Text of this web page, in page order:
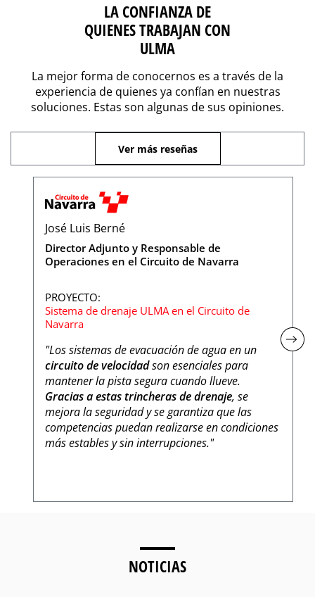
LA CONFIANZA DE
QUIENES TRABAJAN CON
ULMA
La mejor forma de conocernos es a través de la
experiencia de quienes ya confían en nuestras
soluciones. Estas son algunas de sus opiniones.
Ver más reseñas
José Luis Berné
Director Adjunto y Responsable de
Operaciones en el Circuito de Navarra
PROYECTO:
Sistema de drenaje ULMA en el Circuito de
Navarra
"Los sistemas de evacuación de agua en un
circuito de velocidadson esenciales para
mantener la pista segura cuando llueve.
Gracias a estas trincheras de drenaje, se
mejora la seguridad y se garantiza que las
competencias puedan realizarse en condiciones
más estables y sin interrupciones."
NOTICIAS